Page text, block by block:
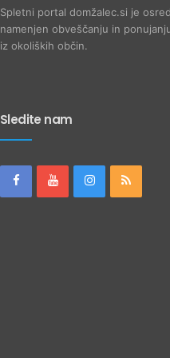
Spletni portal domžalec.si je
namenjen obveščanju in
iz okoliških občin.
Sledite nam